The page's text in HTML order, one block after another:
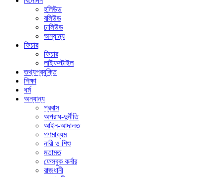
হলিউড
বলিউড
ঢালিউড
অন্যান্য
ফিচার
ফিচার
লাইফস্টাইল
তথ্যপ্রযুক্তি
শিক্ষা
ধর্ম
অন্যান্য
প্রবাস
অপরাধ-দুর্নীতি
আইন-আদালত
গণমাধ্যম
নারী ও শিশু
মতামত
ফেসবুক কর্নার
রাজধানী